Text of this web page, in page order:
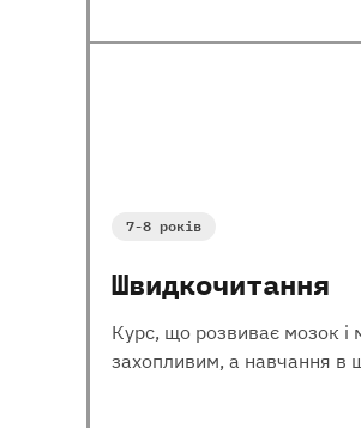
7-8 років
Швидкочитання
Курс, що розвиває мозок і
захопливим, а навчання в